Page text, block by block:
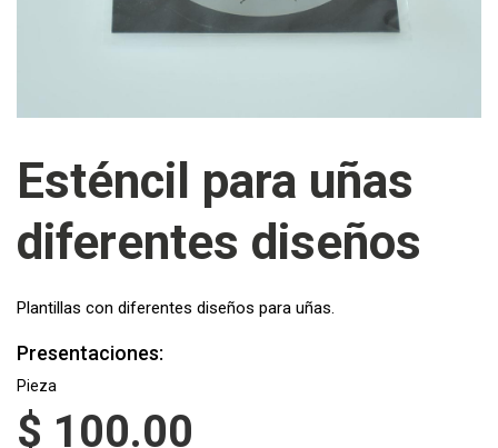
Esténcil para uñas
diferentes diseños
Plantillas con diferentes diseños para uñas.
Presentaciones:
Pieza
$ 100.00